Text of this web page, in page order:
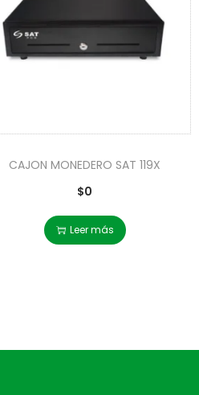
CAJON MONEDERO SAT 119X
$0
Leer más